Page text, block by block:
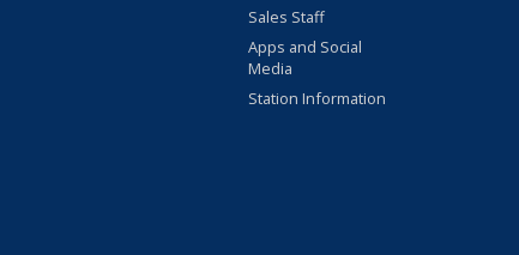
Sales Staff
Apps and Social
Media
Station Information